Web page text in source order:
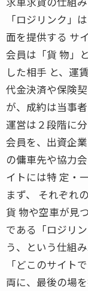
「ロジリンク」
面を提供する サ
会員は「貨 物」
した相手 と、運
代金決済や保険
が、成約は当事者
運営は２段階に分
会員を、出資企
の傭車先や協力
イトには特 定・
まず、 それぞれ
貨 物や空車が見
である「ロジリ
う、という仕組み
「どこのサイト
両に、最後の場